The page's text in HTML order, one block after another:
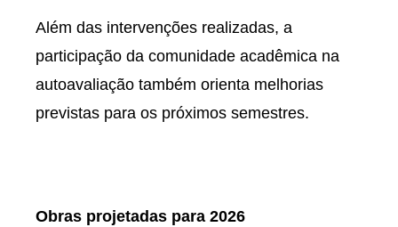
Além das intervenções realizadas, a
participação da comunidade acadêmica na
autoavaliação também orienta melhorias
previstas para os próximos semestres.
Obras projetadas para 2026